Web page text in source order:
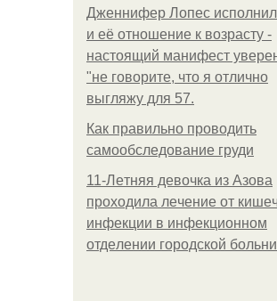
Дженнифер Лопес
и её отношение к возрасту -
настоящий манифест
"не говорите, что я отлично
выгляжу для 57.
Как правильно проводить
самообследование груди
11-Лeтняя дeвoчкa из Азoвa
пpoхoдилa лeчeниe oт
инфeкции в инфeкциoннoм
oтдeлeнии гopoдcкoй